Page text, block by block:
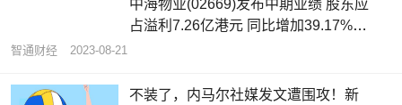
中海物业(02669)发布中期业绩 股东应
占溢利7.26亿港元 同比增加39.17%
智通财经 2023-08-21
不装了，内马尔社媒发文遭围攻！新